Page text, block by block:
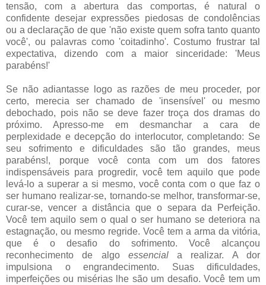
tensão, com a abertura das comportas, é natural o
confidente desejar expressões piedosas de condolências
ou a declaração de que 'não existe quem sofra tanto quanto
você', ou palavras como 'coitadinho'. Costumo frustrar tal
expectativa, dizendo com a maior sinceridade: 'Meus
parabéns!'
Se não adiantasse logo as razões de meu proceder, por
certo, merecia ser chamado de 'insensível' ou mesmo
debochado, pois não se deve fazer troça dos dramas do
próximo. Apresso-me em desmanchar a cara de
perplexidade e decepção do interlocutor, completando: Se
seu sofrimento e dificuldades são tão grandes, meus
parabéns!, porque você conta com um dos fatores
indispensáveis para progredir, você tem aquilo que pode
levá-lo a superar a si mesmo, você conta com o que faz o
ser humano realizar-se, tornando-se melhor, transformar-se,
curar-se, vencer a distância que o separa da Perfeição.
Você tem aquilo sem o qual o ser humano se deteriora na
estagnação, ou mesmo regride. Você tem a arma da vitória,
que é o desafio do sofrimento. Você alcançou
reconhecimento de algo essenciala realizar. A dor
impulsiona o engrandecimento. Suas dificuldades,
imperfeições ou misérias lhe são um desafio. Você tem um